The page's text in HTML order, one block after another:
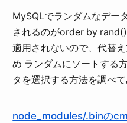
MySQLでランダムなデー
されるのがorder by
適用されないので、代替
め ランダムにソートする
タを選択する方法を調べ
node_modules/.binの